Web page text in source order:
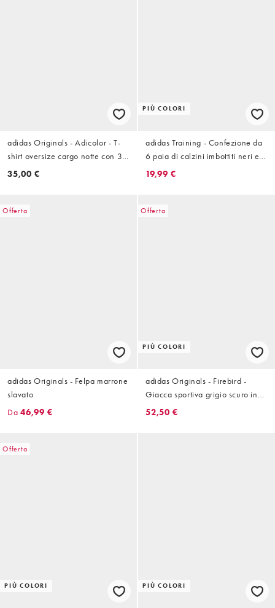
adidas Originals - Adicolor - T-
shirt oversize cargo notte con 3
strisce
35,00 €
PIÙ COLORI
adidas Training - Confezione da
6 paia di calzini imbottiti neri e
bianchi
19,99 €
Offerta
adidas Originals - Felpa marrone
slavato
Da 46,99 €
Offerta
PIÙ COLORI
adidas Originals - Firebird -
Giacca sportiva grigio scuro in
esclusiva per ASOS
52,50 €
Offerta
PIÙ COLORI PIÙ COLORI